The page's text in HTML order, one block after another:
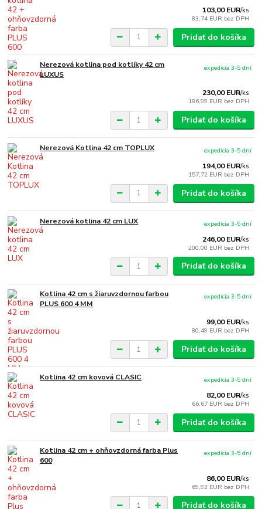
103,00 EUR/ks
83,74 EUR bez DPH
Pridať do košíka
Nerezová kotlina pod kotlíky 42 cm
LUXUS
230,00 EUR/ks
186,99 EUR bez DPH
expedícia 3-5 dní
Pridať do košíka
Nerezová Kotlina 42 cm TOPLUX
194,00 EUR/ks
157,72 EUR bez DPH
expedícia 3-5 dní
Pridať do košíka
Nerezová kotlina 42 cm LUX
246,00 EUR/ks
200,00 EUR bez DPH
expedícia 3-5 dní
Pridať do košíka
Kotlina 42 cm s žiaruvzdornou farbou
PLUS 600 4 MM
99,00 EUR/ks
80,49 EUR bez DPH
expedícia 3-5 dní
Pridať do košíka
Kotlina 42 cm kovová CLASIC
82,00 EUR/ks
66,67 EUR bez DPH
expedícia 3-5 dní
Pridať do košíka
Kotlina 42 cm + ohňovzdorná farba Plus
600
86,00 EUR/ks
69,92 EUR bez DPH
expedícia 3-5 dní
Pridať do košíka